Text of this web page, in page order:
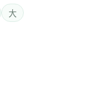
大